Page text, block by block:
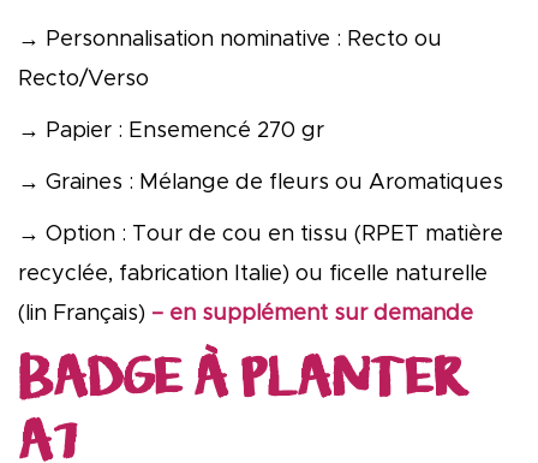
→ Personnalisation nominative : Recto ou
Recto/Verso
→ Papier : Ensemencé 270 gr
→ Graines : Mélange de fleurs ou Aromatiques
→ Option : Tour de cou en tissu (RPET matière
recyclée, fabrication Italie) ou ficelle naturelle
(lin Français) – en supplément sur demande
BADGE À PLANTER
A7